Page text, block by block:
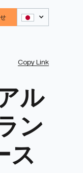
Copy Link
ル
ン
ス